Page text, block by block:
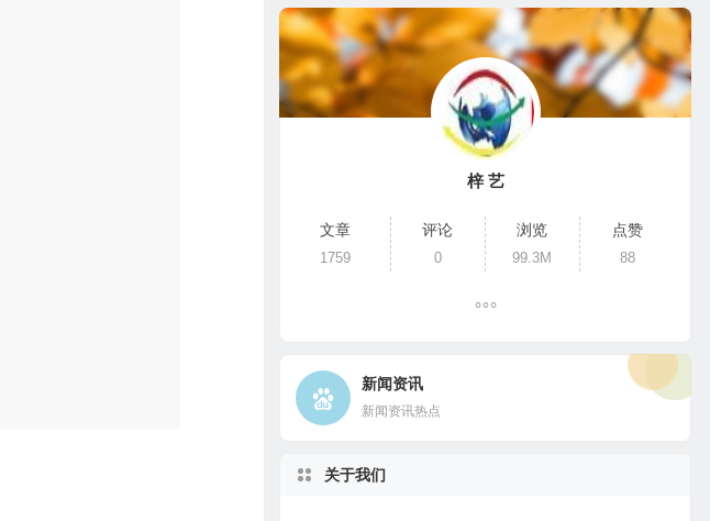
梓 艺
文章
1759
评论
0
浏览
99.3M
点赞
88
新闻资讯
新闻资讯热点
关于我们